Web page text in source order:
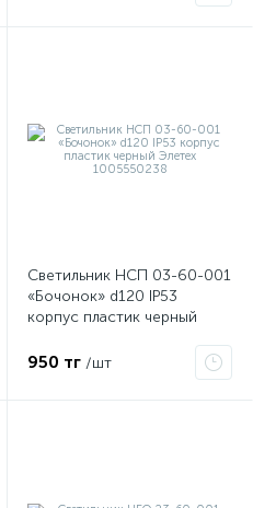
Светильник НСП 03-60-001
«Бочонок» d120 IP53
корпус пластик черный
950 тг /шт